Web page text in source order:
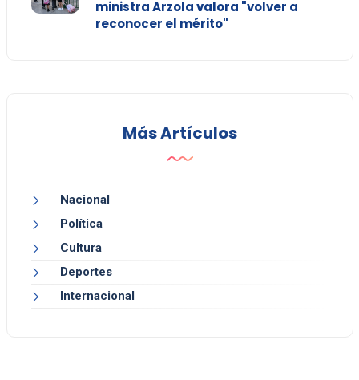
ministra Arzola valora "volver a
reconocer el mérito"
Más Artículos
Nacional
Política
Cultura
Deportes
Internacional